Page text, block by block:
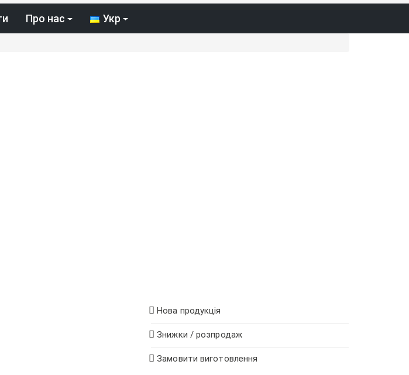
Про нас Укр
Нова продукція
Знижки / розпродаж
Замовити виготовлення